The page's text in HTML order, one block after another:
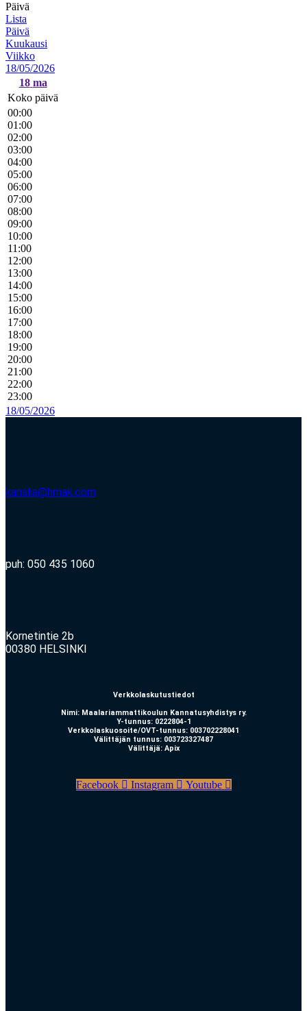
Päivä
Lista
Päivä
Kuukausi
Viikko
18/05/2026
18 ma
Koko päivä
00:00
01:00
02:00
03:00
04:00
05:00
06:00
07:00
08:00
09:00
10:00
11:00
12:00
13:00
14:00
15:00
16:00
17:00
18:00
19:00
20:00
21:00
22:00
23:00
18/05/2026
kanslia@hmak.com
puh: 050 435 1060
Kornetintie 2b
00380 HELSINKI
Verkkolaskutustiedot
Nimi: Maalariammattikoulun Kannatusyhdistys ry.
Y-tunnus: 0222804-1
Verkkolaskuosoite/OVT-tunnus: 003702228041
Välittäjän tunnus: 003723327487
Välittäjä: Apix
Facebook Instagram Youtube